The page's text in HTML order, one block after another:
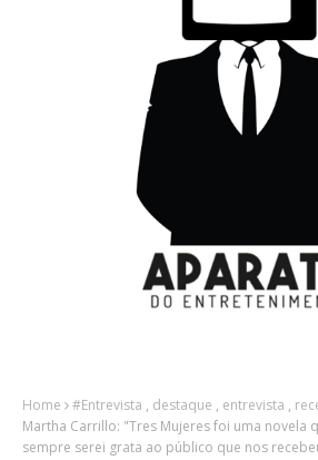
Home #Entrevista , destaque , entrevista ,
Martha Carrillo: "Tres Mujeres foi uma novela
sempre serei grata ao público que nos